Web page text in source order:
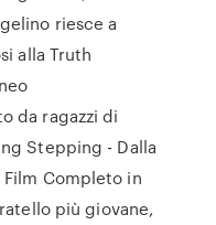
riesce a
alla Truth
da ragazzi di
Stepping - Dalla
Completo in
più giovane,